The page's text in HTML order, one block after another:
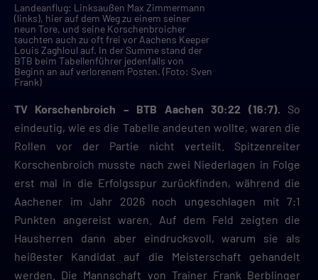
Landeanflug: Linksaußen Max Zimmermann
(links), hier auf dem Weg zu einem seiner
neun Tore, und seine Korschenbroicher
tauchten auch zu oft frei vor Aachens Keeper
Louis Zaghloul auf. In der Summe stand der
BTB beim Tabellenführer jedenfalls von
Beginn an auf verlorenem Posten. (Foto: Sven
Frank)
TV Korschenbroich – BTB Aachen 30:22 (16:7). So
eindeutig, wie es die Tabelle andeuten wollte, waren die
Rollen vor der Partie nicht verteilt. Spitzenreiter
Korschenbroich musste nach zwei Niederlagen in Folge
erst mal in die Erfolgsspur zurückfinden, während die
Aachener im Jahr 2026 noch ungeschlagen mit 7:1
Punkten angereist waren. Auf dem Feld zeigten die
Hausherren dann aber eindrucksvoll, warum sie als
heißester Kandidat auf die Meisterschaft gehandelt
werden. Die Mannschaft von Trainer Frank Berblinger